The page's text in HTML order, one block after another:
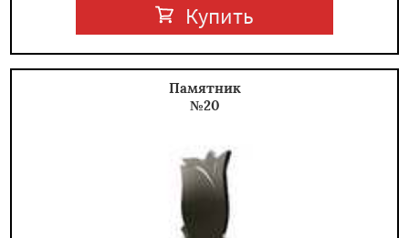
Купить
Памятник
№20